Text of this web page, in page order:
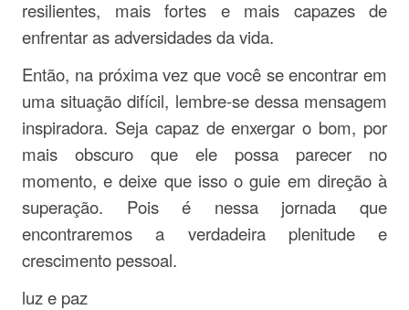
resilientes, mais fortes e mais capazes de
enfrentar as adversidades da vida.
Então, na próxima vez que você se encontrar em
uma situação difícil, lembre-se dessa mensagem
inspiradora. Seja capaz de enxergar o bom, por
mais obscuro que ele possa parecer no
momento, e deixe que isso o guie em direção à
superação. Pois é nessa jornada que
encontraremos a verdadeira plenitude e
crescimento pessoal.
luz e paz